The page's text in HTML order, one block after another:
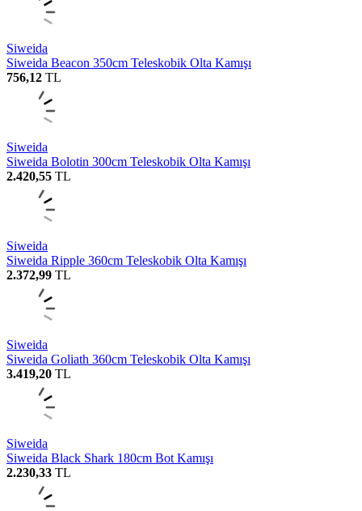
Siweida
Siweida Beacon 350cm Teleskobik Olta Kamışı
756,12 TL
Siweida
Siweida Bolotin 300cm Teleskobik Olta Kamışı
2.420,55 TL
Siweida
Siweida Ripple 360cm Teleskobik Olta Kamışı
2.372,99 TL
Siweida
Siweida Goliath 360cm Teleskobik Olta Kamışı
3.419,20 TL
Siweida
Siweida Black Shark 180cm Bot Kamışı
2.230,33 TL